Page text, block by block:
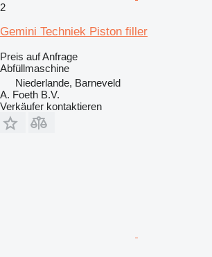
2
Gemini Techniek Piston filler
Preis auf Anfrage
Abfüllmaschine
Niederlande, Barneveld
A. Foeth B.V.
Verkäufer kontaktieren